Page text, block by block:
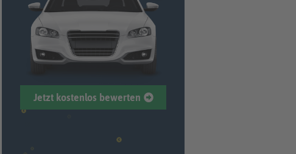
Jetzt kostenlos bewerten